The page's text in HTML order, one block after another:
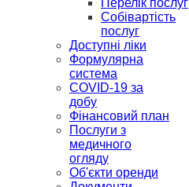
Перелік послуг
Собівартість
послуг
Доступні ліки
Формулярна
система
COVID-19 за
добу
Фінансовий план
Послуги з
медичного
огляду
Об'єкти оренди